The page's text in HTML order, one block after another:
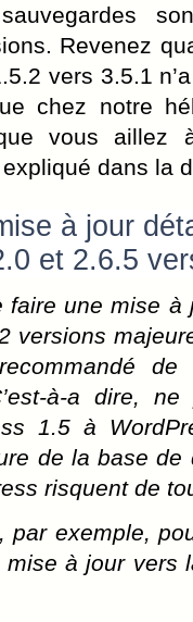
Revenez
vers 3.5.1
chez notre
vous aillez
dans la
à jour
et 2.6.5
une mise à
versions
à-a dire,
1.5 à
de la base
risquent de
par exemple,
mise à jour